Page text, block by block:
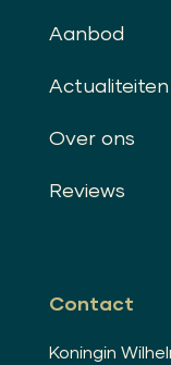
Aanbod
Actualiteiten
Over ons
Reviews
Contact
Koningin